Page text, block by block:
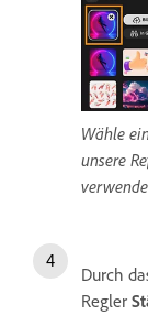
Wähle
unsere
Durch
Regler